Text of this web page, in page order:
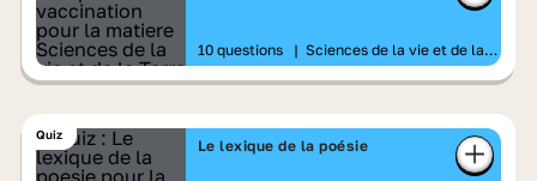
10 questions | Sciences de la vie et de la
Terre
Quiz
Le lexique de la poésie